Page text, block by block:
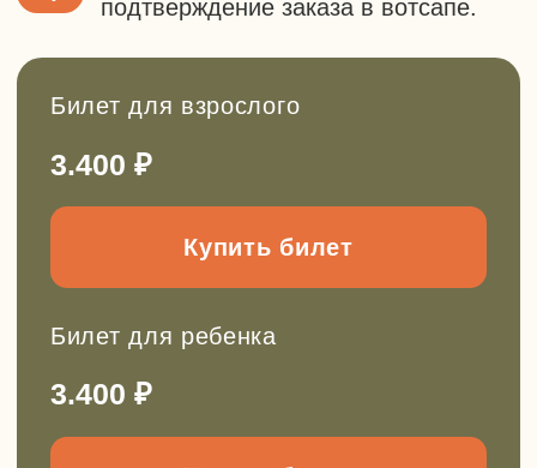
Смотреть абонементы
Научитесь проводить детские походы